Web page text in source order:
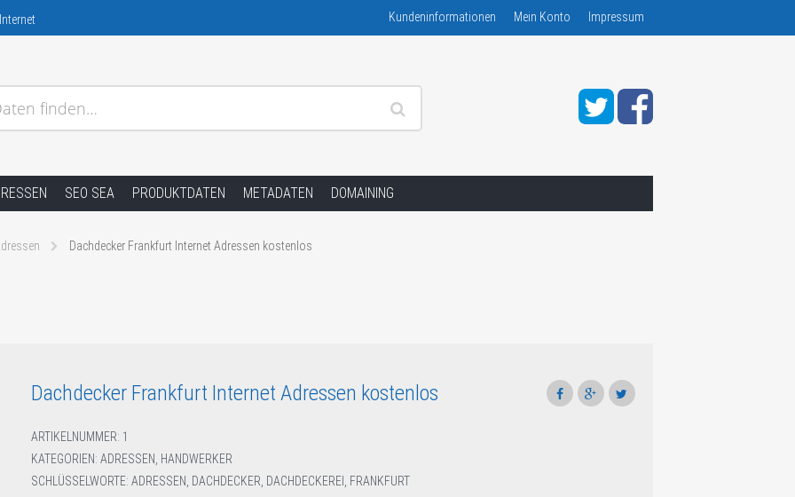
Kundeninformationen Mein Konto Impressum
finden…
SEO SEA PRODUKTDATEN METADATEN DOMAINING
Dachdecker Frankfurt Internet Adressen kostenlos
Dachdecker Frankfurt Internet Adressen kostenlos
ARTIKELNUMMER: 1
KATEGORIEN:ADRESSEN
HANDWERKER
SCHLÜSSELWORTE:ADRESSEN DACHDECKER DACHDECKEREI FRANKFURT